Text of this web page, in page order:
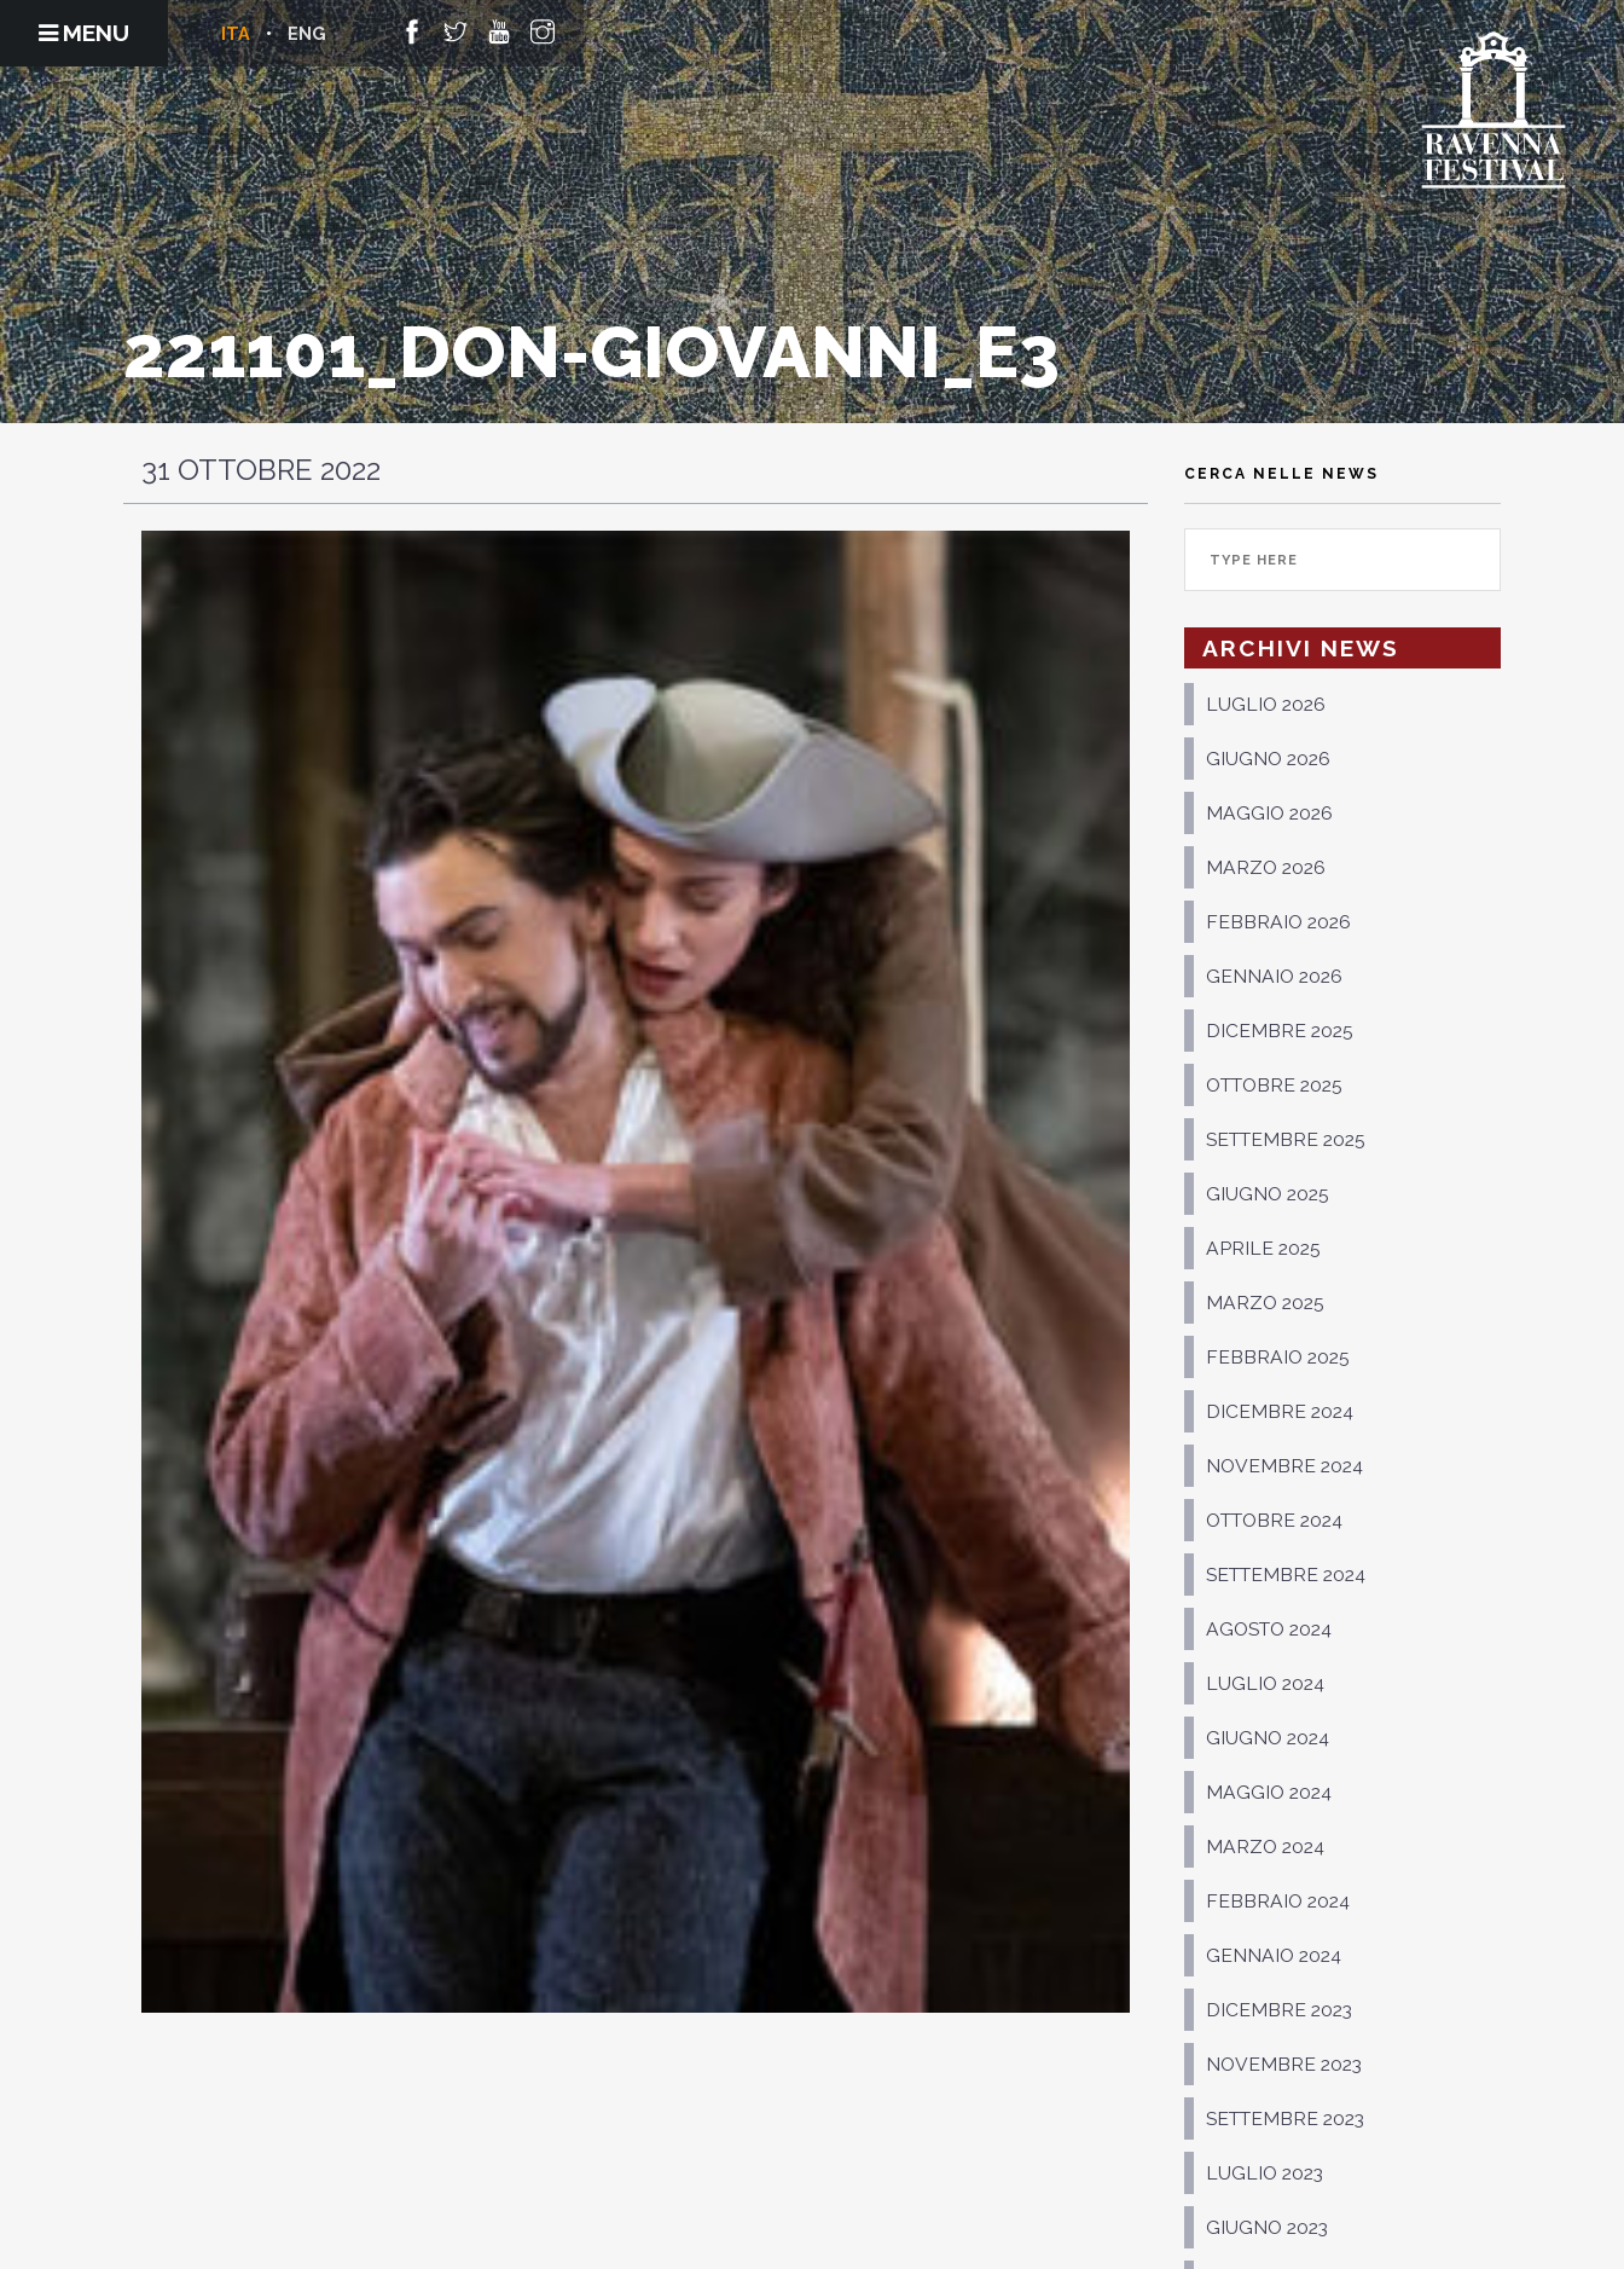
MENU ENG
ITA
221101_DON-GIOVANNI_E3
31 OTTOBRE 2022 CERCA NELLE NEWS
ARCHIVI NEWS
LUGLIO 2026
GIUGNO 2026
MAGGIO 2026
MARZO 2026
FEBBRAIO 2026
GENNAIO 2026
DICEMBRE 2025
OTTOBRE 2025
SETTEMBRE 2025
GIUGNO 2025
APRILE 2025
MARZO 2025
FEBBRAIO 2025
DICEMBRE 2024
NOVEMBRE 2024
OTTOBRE 2024
SETTEMBRE 2024
AGOSTO 2024
LUGLIO 2024
GIUGNO 2024
MAGGIO 2024
MARZO 2024
FEBBRAIO 2024
GENNAIO 2024
DICEMBRE 2023
NOVEMBRE 2023
SETTEMBRE 2023
LUGLIO 2023
GIUGNO 2023